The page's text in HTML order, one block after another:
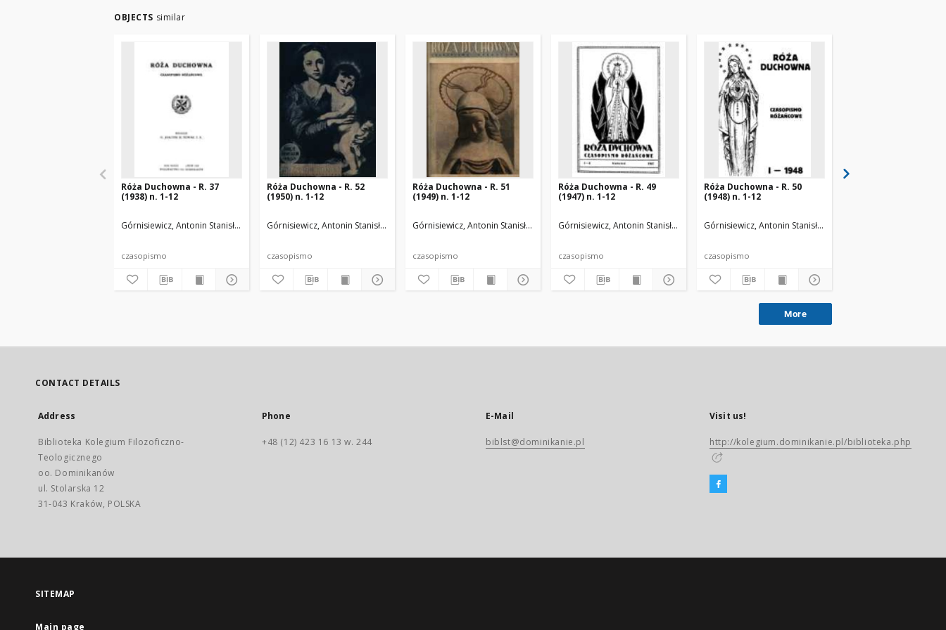
OBJECTS similar
Róża Duchowna - R. 37
(1938) n. 1-12
Górnisiewicz, Antonin Stanisław (1871-1948). Red.
czasopismo
Róża Duchowna - R. 52
(1950) n. 1-12
Górnisiewicz, Antonin Stanisław (1871-1948). Red.
czasopismo
Róża Duchowna - R. 51
(1949) n. 1-12
Górnisiewicz, Antonin Stanisław (1871-1948). Red.
czasopismo
Róża Duchowna - R. 49
(1947) n. 1-12
Górnisiewicz, Antonin Stanisław (1871-1948). Red.
czasopismo
Róża Duchowna - R. 50
(1948) n. 1-12
Górnisiewicz, Antonin Stanisław (1871-1948). Red.
czasopismo
More
CONTACT DETAILS
Address
Biblioteka Kolegium Filozoficzno-
Teologicznego
oo. Dominikanów
ul. Stolarska 12
31-043 Kraków, POLSKA
Phone
+48 (12) 423 16 13 w. 244
E-Mail
biblst@dominikanie.pl
Visit us!
http://kolegium.dominikanie.pl/biblioteka.php
SITEMAP
Main page